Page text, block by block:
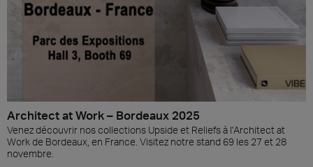
Architect at Work – Bordeaux 2025
Venez découvrir nos collections Upside et Reliefs à l’Architect at
Work de Bordeaux, en France. Visitez notre stand 69 les 27 et 28
novembre.